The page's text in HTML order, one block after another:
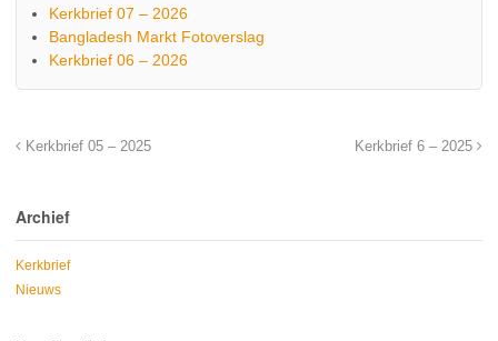
Kerkbrief 07 – 2026
Bangladesh Markt Fotoverslag
Kerkbrief 06 – 2026
Kerkbrief 05 – 2025 Kerkbrief 6 – 2025
Archief
Kerkbrief
Nieuws